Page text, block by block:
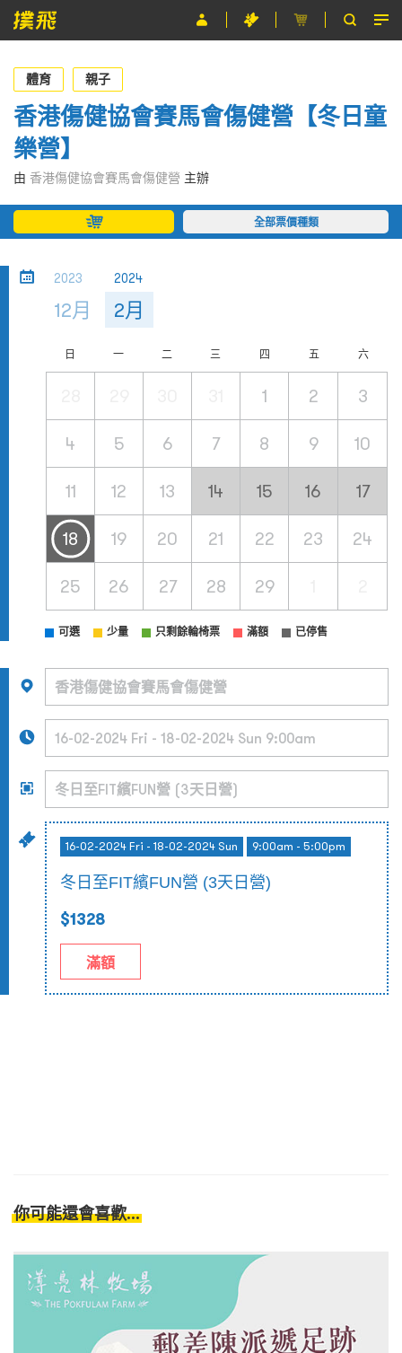
節目
主辦單位
關於撲飛
條款及細則
EN
體育 親子
香港傷健協會賽馬會傷健營【冬日童
樂營】
由 香港傷健協會賽馬會傷健營 主辦
全部票價種類
2023
12月
2024
2月
日 一 二 三 四 五 六
1 2 3
4 5 6 7 8 9 10
11 12 13 14 15 16 17
18 19 20 21 22 23 24
25 26 27 28 29
可選 少量 只剩餘輪椅票 滿額 已停售
16-02-2024 Fri - 18-02-2024 Sun 9:00am - 5:00pm
冬日至FIT繽FUN營 (3天日營)
$1328
滿額
你可能還會喜歡...